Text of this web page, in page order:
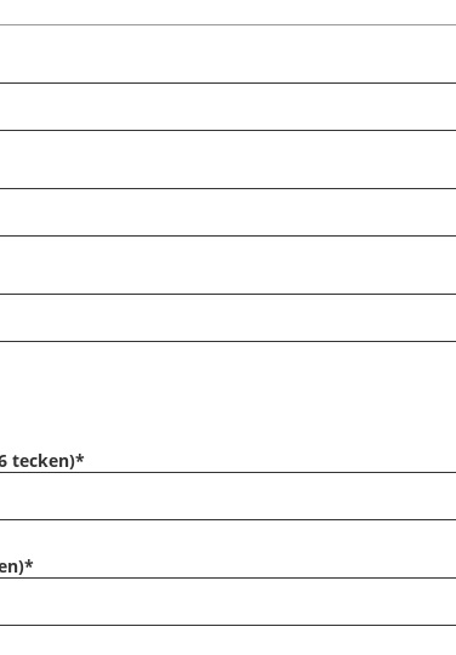
tecken)*
*